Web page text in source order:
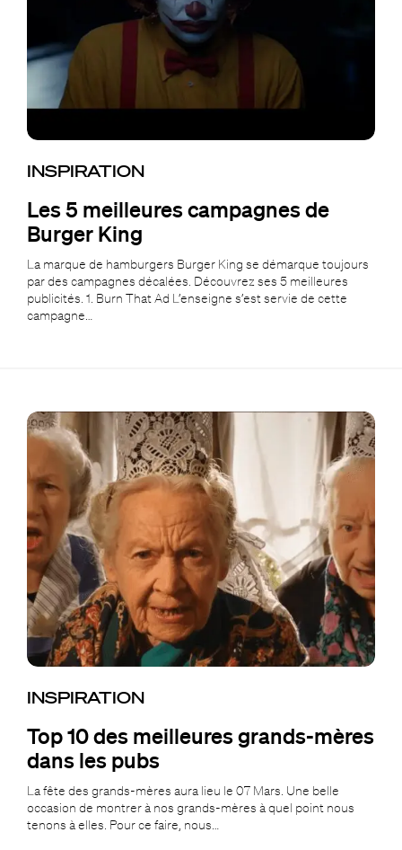
INSPIRATION
Les 5 meilleures campagnes de
Burger King
La marque de hamburgers Burger King se démarque toujours
par des campagnes décalées. Découvrez ses 5 meilleures
publicités. 1. Burn That Ad L’enseigne s’est servie de cette
campagne…
INSPIRATION
Top 10 des meilleures grands-mères
dans les pubs
La fête des grands-mères aura lieu le 07 Mars. Une belle
occasion de montrer à nos grands-mères à quel point nous
tenons à elles. Pour ce faire, nous…